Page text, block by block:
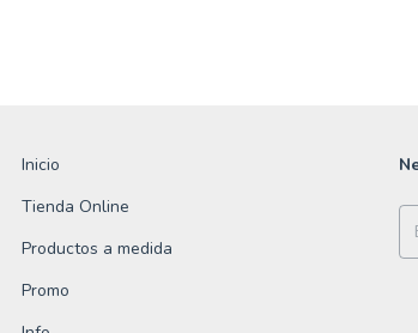
Inicio
Tienda Online
Productos a medida
Promo